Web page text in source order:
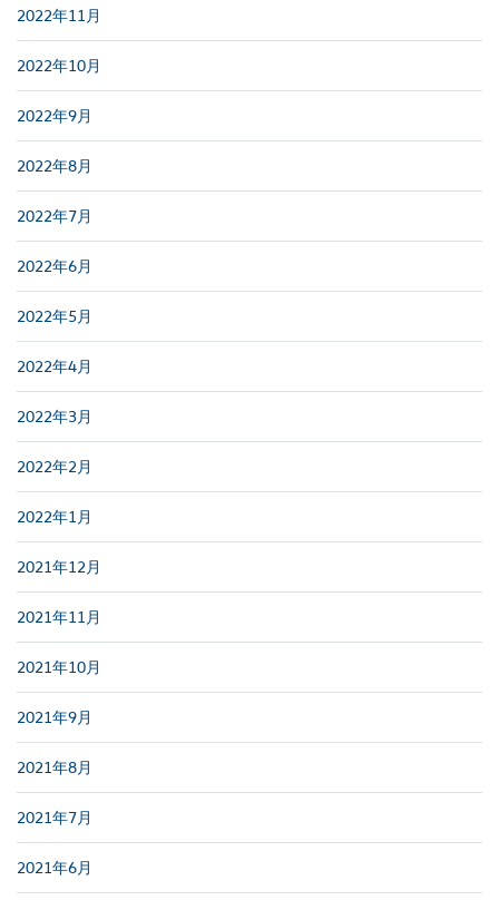
2022年11月
2022年10月
2022年9月
2022年8月
2022年7月
2022年6月
2022年5月
2022年4月
2022年3月
2022年2月
2022年1月
2021年12月
2021年11月
2021年10月
2021年9月
2021年8月
2021年7月
2021年6月